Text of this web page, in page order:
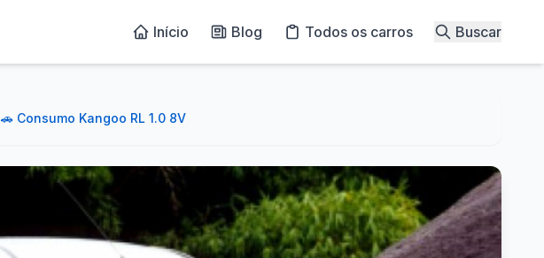
Início Blog Todos os carros Buscar
🚗 Consumo Kangoo RL 1.0 8V